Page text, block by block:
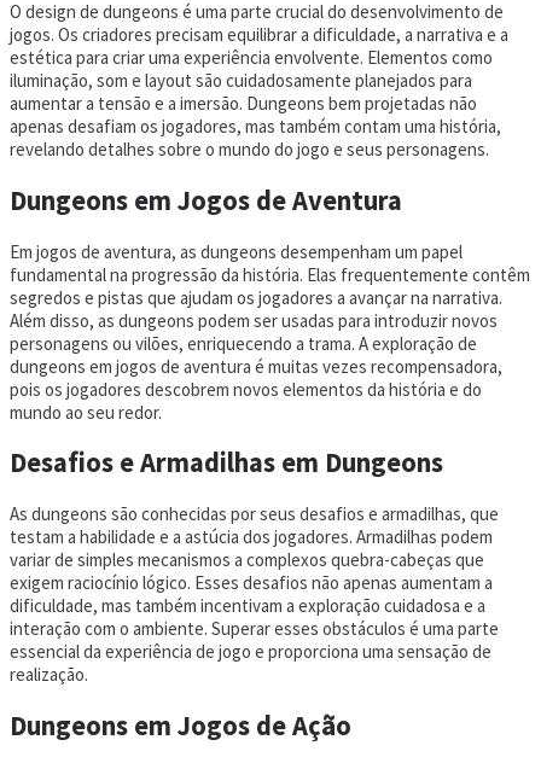
O design de dungeons é uma parte crucial do desenvolvimento de
jogos. Os criadores precisam equilibrar a dificuldade, a narrativa e a
estética para criar uma experiência envolvente. Elementos como
iluminação, som e layout são cuidadosamente planejados para
aumentar a tensão e a imersão. Dungeons bem projetadas não
apenas desafiam os jogadores, mas também contam uma história,
revelando detalhes sobre o mundo do jogo e seus personagens.
Dungeons em Jogos de Aventura
Em jogos de aventura, as dungeons desempenham um papel
fundamental na progressão da história. Elas frequentemente contêm
segredos e pistas que ajudam os jogadores a avançar na narrativa.
Além disso, as dungeons podem ser usadas para introduzir novos
personagens ou vilões, enriquecendo a trama. A exploração de
dungeons em jogos de aventura é muitas vezes recompensadora,
pois os jogadores descobrem novos elementos da história e do
mundo ao seu redor.
Desafios e Armadilhas em Dungeons
As dungeons são conhecidas por seus desafios e armadilhas, que
testam a habilidade e a astúcia dos jogadores. Armadilhas podem
variar de simples mecanismos a complexos quebra-cabeças que
exigem raciocínio lógico. Esses desafios não apenas aumentam a
dificuldade, mas também incentivam a exploração cuidadosa e a
interação com o ambiente. Superar esses obstáculos é uma parte
essencial da experiência de jogo e proporciona uma sensação de
realização.
Dungeons em Jogos de Ação